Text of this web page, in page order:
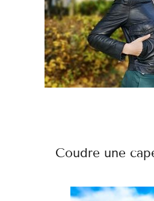
Coudre une